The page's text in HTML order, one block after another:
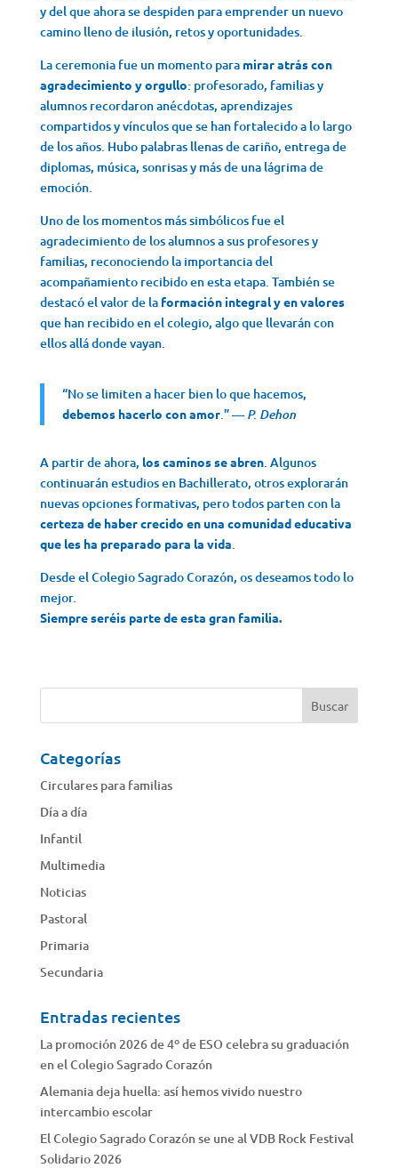
y del que ahora se despiden para emprender un nuevo
camino lleno de ilusión, retos y oportunidades.
La ceremonia fue un momento para mirar atrás con
agradecimiento y orgullo: profesorado, familias y
alumnos recordaron anécdotas, aprendizajes
compartidos y vínculos que se han fortalecido a lo largo
de los años. Hubo palabras llenas de cariño, entrega de
diplomas, música, sonrisas y más de una lágrima de
emoción.
Uno de los momentos más simbólicos fue el
agradecimiento de los alumnos a sus profesores y
familias, reconociendo la importancia del
acompañamiento recibido en esta etapa. También se
destacó el valor de la formación integral y en valores
que han recibido en el colegio, algo que llevarán con
ellos allá donde vayan.
“No se limiten a hacer bien lo que hacemos,
debemos hacerlo con amor.” — P. Dehon
A partir de ahora, los caminos se abren. Algunos
continuarán estudios en Bachillerato, otros explorarán
nuevas opciones formativas, pero todos parten con la
certeza de haber crecido en una comunidad educativa
que les ha preparado para la vida.
Desde el Colegio Sagrado Corazón, os deseamos todo lo
mejor.
Siempre seréis parte de esta gran familia.
Categorías
Circulares para familias
Día a día
Infantil
Multimedia
Noticias
Pastoral
Primaria
Secundaria
Entradas recientes
La promoción 2026 de 4º de ESO celebra su graduación
en el Colegio Sagrado Corazón
Alemania deja huella: así hemos vivido nuestro
intercambio escolar
El Colegio Sagrado Corazón se une al VDB Rock Festival
Solidario 2026